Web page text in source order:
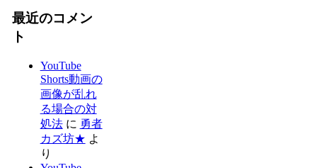
最近のコメン
ト
YouTube
Shorts動画の
画像が乱れ
る場合の対
処法に 勇者
カズ坊★ よ
り